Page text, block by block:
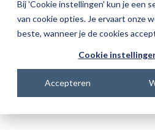
Bij 'Cookie instellingen' kun je een
van cookie opties. Je ervaart onze
beste, wanneer je de cookies
Cookie
Accepteren
Prijs